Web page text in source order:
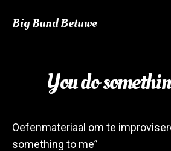
Big Band Betuwe
You do
Oefenmateriaal om te
something to me”